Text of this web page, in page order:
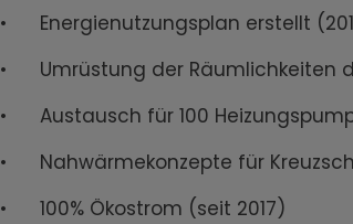
• Energienutzungsplan erstellt
• Umrüstung der Räumlichkeiten
• Austausch für 100
• Nahwärmekonzepte für
• 100% Ökostrom (seit 2017)